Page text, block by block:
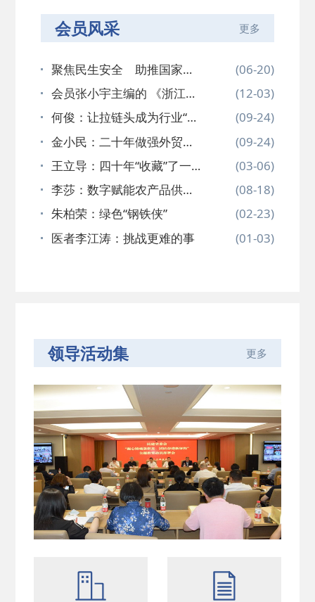
会员风采 更多
聚焦民生安全 助推国家立
法
(06-20)
会员张小宇主编的 《浙江省
杭州第…
(12-03)
何俊：让拉链头成为行业“火
车头”…
(09-24)
金小民：二十年做强外贸服
务链
(09-24)
王立导：四十年“收藏”了一
个“吉…
(03-06)
李莎：数字赋能农产品供应
链监管与…
(08-18)
朱柏荣：绿色“钢铁侠”
(02-23)
医者李江涛：挑战更难的事
(01-03)
领导活动集 更多